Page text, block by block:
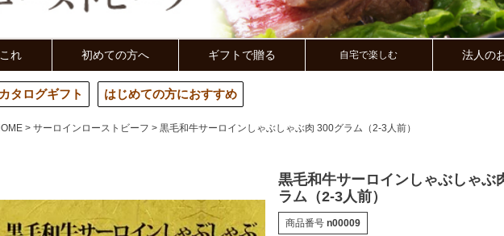
れ 初めての方へ ギフトで贈る 自宅で楽しむ 法人の
カタログギフト はじめての方におすすめ
サーロインローストビーフ 黒毛和牛サーロインしゃぶしゃぶ肉 300グラム（2-3人前）
黒毛和牛サーロインしゃぶしゃぶ
ラム（2-3人前）
商品番号 n00009